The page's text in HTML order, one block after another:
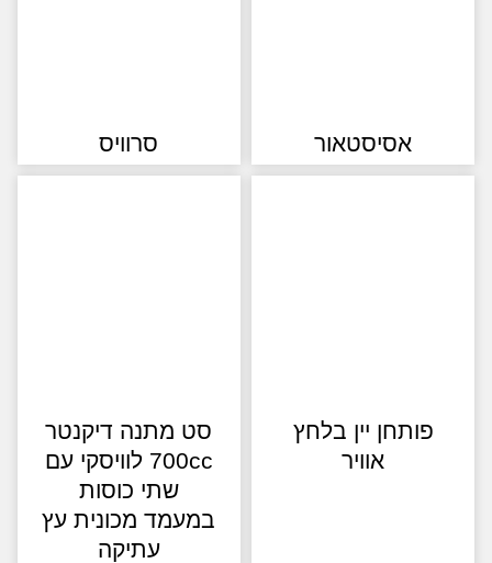
אסיסטאור סרוויס
פותחן יין בלחץ
סט מתנה דיקנטר
700cc לוויסקי עם
שתי כוסות
במעמד מכונית עץ
עתיקה